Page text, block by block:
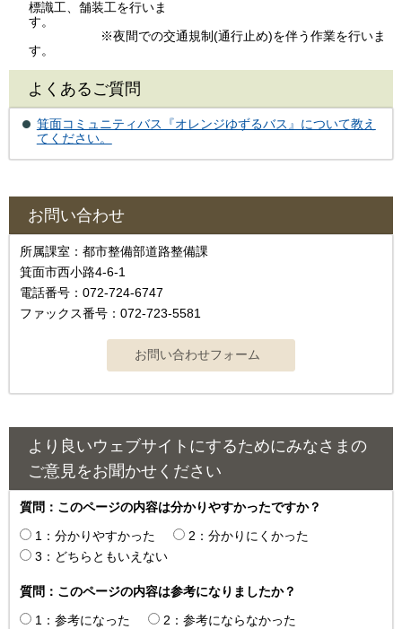
標識工、舗装工を行いま
す
※夜間での交通規制(通行止め)を伴う作業を行いま
す。
よくあるご質問
箕面コミュニティバス『オレンジゆずるバス』について教え
てください。
お問い合わせ
所属課室：都市整備部道路整備課
箕面市西小路4-6-1
電話番号：072-724-6747
ファックス番号：072-723-5581
より良いウェブサイトにするためにみなさまの
ご意見をお聞かせください
質問：このページの内容は分かりやすかったですか？
1：分かりやすかった
2：分かりにくかった
3：どちらともいえない
質問：このページの内容は参考になりましたか？
1：参考になった
2：参考にならなかった